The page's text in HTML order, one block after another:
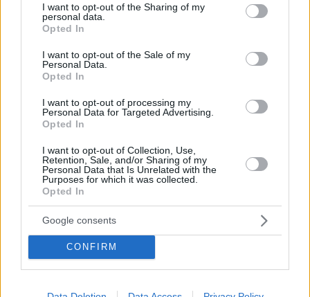
not limited to your visit or usage behaviour. You may click to
grant or deny consent to Google and its third-party tags to
use your data for below specified purposes in below Google
consent section.
I want to opt-out of the Sharing of my
personal data.
Opted In
I want to opt-out of the Sale of my
Personal Data.
Opted In
I want to opt-out of processing my
Personal Data for Targeted Advertising.
Opted In
I want to opt-out of Collection, Use,
Retention, Sale, and/or Sharing of my
Personal Data that Is Unrelated with the
Purposes for which it was collected.
Opted In
Google consents
CONFIRM